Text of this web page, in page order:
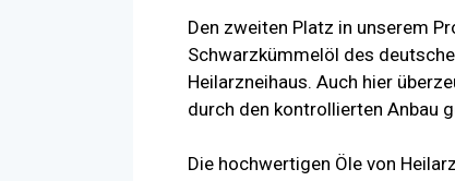
Den zweiten Platz in unserem
Schwarzkümmelöl des
Heilarzneihaus. Auch hier
durch den kontrollierten Anbau
Die hochwertigen Öle von